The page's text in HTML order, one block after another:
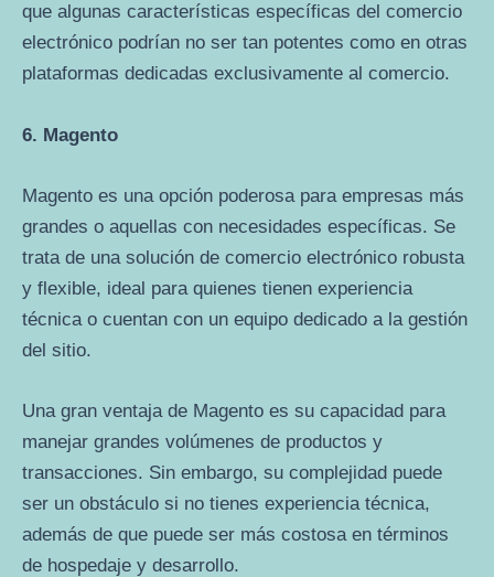
que algunas características específicas del comercio
electrónico podrían no ser tan potentes como en otras
plataformas dedicadas exclusivamente al comercio.
6. Magento
Magento es una opción poderosa para empresas más
grandes o aquellas con necesidades específicas. Se
trata de una solución de comercio electrónico robusta
y flexible, ideal para quienes tienen experiencia
técnica o cuentan con un equipo dedicado a la gestión
del sitio.
Una gran ventaja de Magento es su capacidad para
manejar grandes volúmenes de productos y
transacciones. Sin embargo, su complejidad puede
ser un obstáculo si no tienes experiencia técnica,
además de que puede ser más costosa en términos
de hospedaje y desarrollo.